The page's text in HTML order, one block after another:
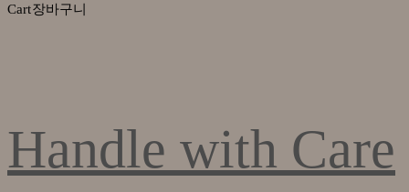
Cart장바구니
Handle with Care